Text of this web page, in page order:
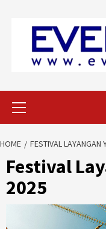
HOME FESTIVAL LAYANGAN
Festival
2025